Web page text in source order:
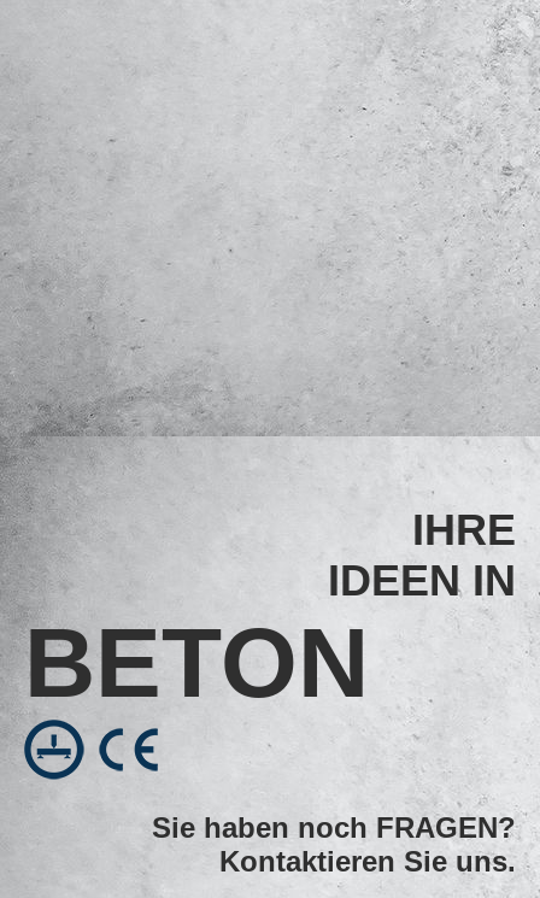
IHRE
IDEEN IN
BE­TON
Sie haben noch FRAGEN?
Kontaktieren Sie uns.